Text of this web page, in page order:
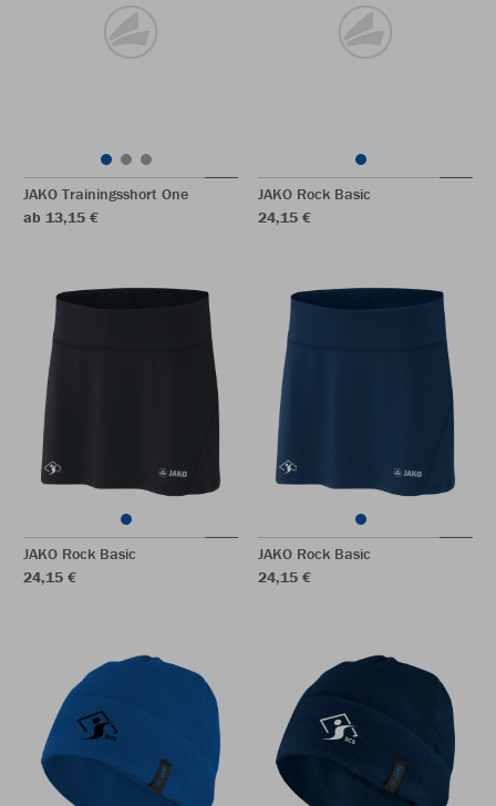
JAKO Trainingsshort One
ab 13,15 €
JAKO Rock Basic
24,15 €
JAKO Rock Basic
24,15 €
JAKO Rock Basic
24,15 €